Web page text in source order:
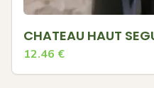
CHATEAU HAUT
12.46 €